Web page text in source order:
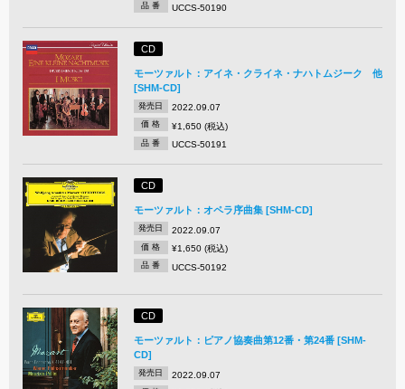
品 番 UCCS-50190
CD
モーツァルト：アイネ・クライネ・ナハトムジーク 他
[SHM-CD]
発売日 2022.09.07
価 格 ¥1,650 (税込)
品 番 UCCS-50191
CD
モーツァルト：オペラ序曲集 [SHM-CD]
発売日 2022.09.07
価 格 ¥1,650 (税込)
品 番 UCCS-50192
CD
モーツァルト：ピアノ協奏曲第12番・第24番 [SHM-
CD]
発売日 2022.09.07